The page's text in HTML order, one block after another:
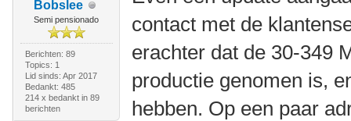
Bobslee
Semi pensionado
Berichten: 89
Topics: 1
Lid sinds: Apr 2017
Bedankt: 485
214 x bedankt in 89
berichten
contact met de
erachter dat de 30-349
productie genomen is,
hebben. Op een paar